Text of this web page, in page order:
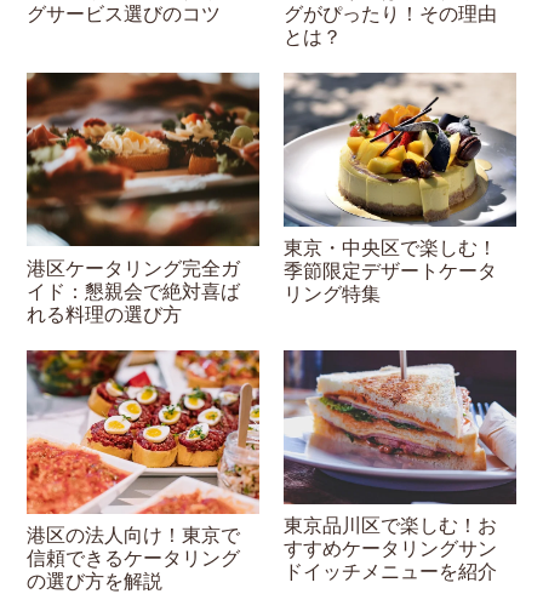
グサービス選びのコツ
グがぴったり！その理由
とは？
港区ケータリング完全ガ
イド：懇親会で絶対喜ば
れる料理の選び方
東京・中央区で楽しむ！
季節限定デザートケータ
リング特集
港区の法人向け！東京で
信頼できるケータリング
の選び方を解説
東京品川区で楽しむ！お
すすめケータリングサン
ドイッチメニューを紹介